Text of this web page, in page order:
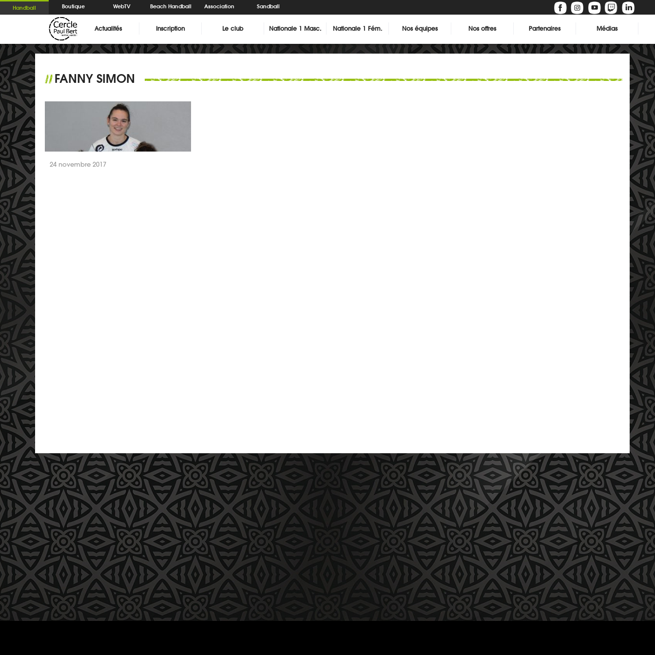
Handball Boutique WebTV Beach Handball Association Sandball
Actualités Inscription Le club Nationale 1 Masc. Nationale 1 Fém. Nos équipes Nos offres Partenaires Médias
//FANNY SIMON
24 novembre 2017